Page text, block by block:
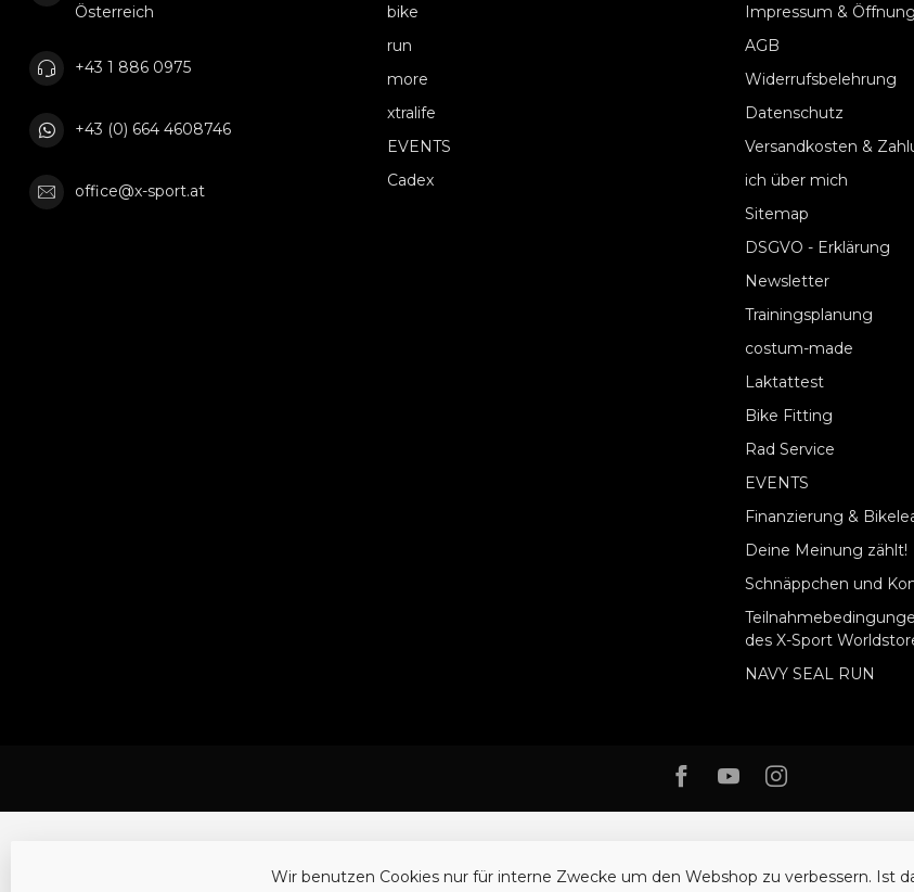
Österreich
+43 1 886 0975
+43 (0) 664 4608746
office@x-sport.at
bike
run
more
xtralife
EVENTS
Cadex
Impressum &
AGB
Widerrufsbelehrung
Datenschutz
Versandkosten &
ich über mich
Sitemap
DSGVO - Erklärung
Newsletter
Trainingsplanung
costum-made
Laktattest
Bike Fitting
Rad Service
EVENTS
Finanzierung &
Deine Meinung zählt!
Schnäppchen und
des X-Sport
NAVY SEAL RUN
Wir benutzen Cookies nur für interne Zwecke um den Webshop zu verbessern. Ist